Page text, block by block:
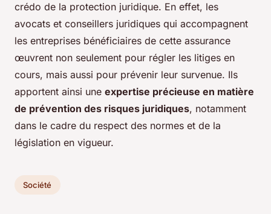
crédo de la protection juridique. En effet, les
avocats et conseillers juridiques qui accompagnent
les entreprises bénéficiaires de cette assurance
œuvrent non seulement pour régler les litiges en
cours, mais aussi pour prévenir leur survenue. Ils
apportent ainsi une expertise précieuse en matière
de prévention des risques juridiques, notamment
dans le cadre du respect des normes et de la
législation en vigueur.
Société